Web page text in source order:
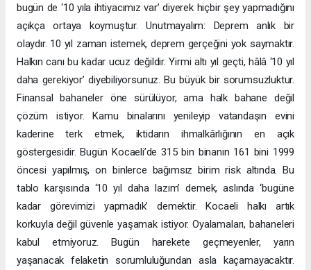
bugün de ‘10 yıla ihtiyacımız var’ diyerek hiçbir şey yapmadığını
açıkça ortaya koymuştur. Unutmayalım: Deprem anlık bir
olaydır. 10 yıl zaman istemek, deprem gerçeğini yok saymaktır.
Halkın canı bu kadar ucuz değildir. Yirmi altı yıl geçti, hâlâ ‘10 yıl
daha gerekiyor’ diyebiliyorsunuz. Bu büyük bir sorumsuzluktur.
Finansal bahaneler öne sürülüyor, ama halk bahane değil
çözüm istiyor. Kamu binalarını yenileyip vatandaşın evini
kaderine terk etmek, iktidarın ihmalkârlığının en açık
göstergesidir. Bugün Kocaeli’de 315 bin binanın 161 bini 1999
öncesi yapılmış, on binlerce bağımsız birim risk altında. Bu
tablo karşısında ‘10 yıl daha lazım’ demek, aslında ‘bugüne
kadar görevimizi yapmadık’ demektir. Kocaeli halkı artık
korkuyla değil güvenle yaşamak istiyor. Oyalamaları, bahaneleri
kabul etmiyoruz. Bugün harekete geçmeyenler, yarın
yaşanacak felaketin sorumluluğundan asla kaçamayacaktır.